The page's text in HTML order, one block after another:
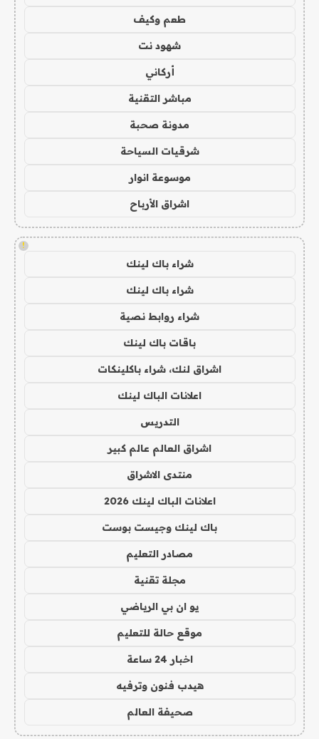
طعم وكيف
شهود نت
أركاني
مباشر التقنية
مدونة صحبة
شرقيات السياحة
موسوعة انوار
اشراق الأرباح
!
شراء باك لينك
شراء باك لينك
شراء روابط نصية
باقات باك لينك
اشراق لنك، شراء باكلينكات
اعلانات الباك لينك
التدريس
اشراق العالم عالم كبير
منتدى الاشراق
اعلانات الباك لينك 2026
باك لينك وجيست بوست
مصادر التعليم
مجلة تقنية
يو ان بي الرياضي
موقع حالة للتعليم
اخبار 24 ساعة
هيدب فنون وترفيه
صحيفة العالم